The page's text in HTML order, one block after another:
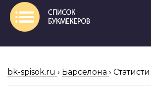
bk-spisok.ru › Барселона ›